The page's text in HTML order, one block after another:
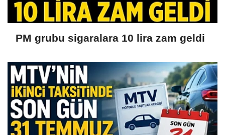
PM grubu sigaralara 10 lira zam geldi